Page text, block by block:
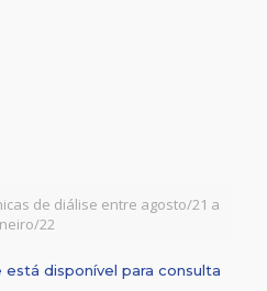
de diálise entre agosto/21 a
22
está disponível para consulta